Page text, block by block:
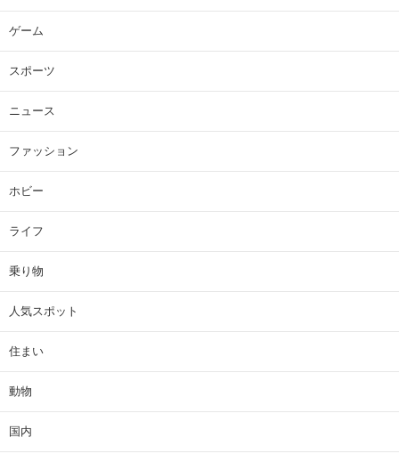
ゲーム
スポーツ
ニュース
ファッション
ホビー
ライフ
乗り物
人気スポット
住まい
動物
国内